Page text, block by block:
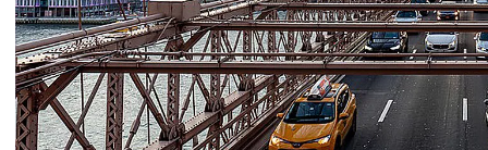
BIZLIFE WEEK
IZJAVA GODINE
IZJAVA GODINE